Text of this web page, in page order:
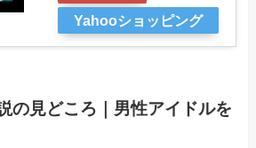
Yahooショッピング
の見どころ｜男性アイドルを